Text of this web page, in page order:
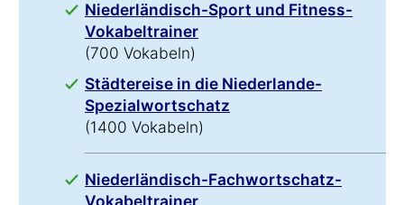
Niederländisch-Sport und Fitness-
Vokabeltrainer
(700 Vokabeln)
Städtereise in die Niederlande-
Spezialwortschatz
(1400 Vokabeln)
Niederländisch-Fachwortschatz-
Vokabeltrainer